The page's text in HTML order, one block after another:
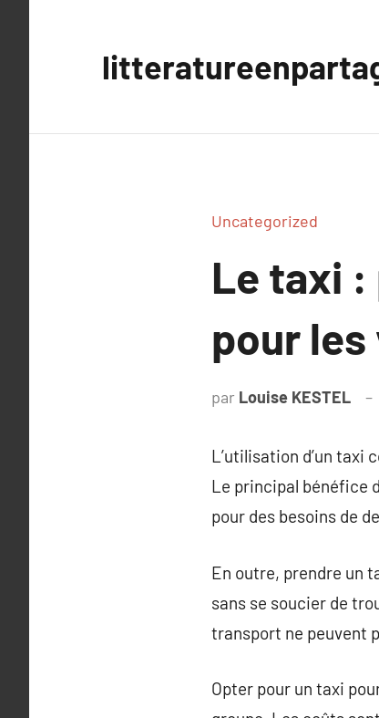
Uncategorized
Le taxi :
pour les
par Louise KESTEL
L’utilisation d’un
Le principal bénéfice
pour des besoins de
En outre, prendre un
sans se soucier de
transport ne peuvent
Opter pour un taxi